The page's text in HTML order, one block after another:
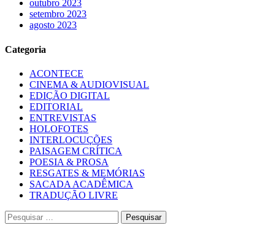
outubro 2023
setembro 2023
agosto 2023
Categoria
ACONTECE
CINEMA & AUDIOVISUAL
EDIÇÃO DIGITAL
EDITORIAL
ENTREVISTAS
HOLOFOTES
INTERLOCUÇÕES
PAISAGEM CRÍTICA
POESIA & PROSA
RESGATES & MEMÓRIAS
SACADA ACADÊMICA
TRADUÇÃO LIVRE
Pesquisar
por: